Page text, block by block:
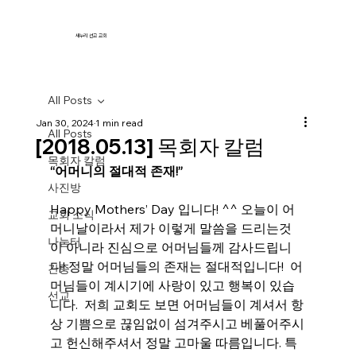
새누리 선교 교회
All Posts
목회자 칼럼
사진방
교회 소식
나눔터
간증
선교
All Posts
[2018.05.13] 목회자 칼럼
Jan 30, 20241 min read
“어머니의 절대적 존재!”
Happy Mothers’ Day 입니다! ^^ 오늘이 어
머니날이라서 제가 이렇게 말씀을 드리는것
이 아니라 진심으로 어머님들께 감사드립니
다! 정말 어머님들의 존재는 절대적입니다!  어
머님들이 계시기에 사랑이 있고 행복이 있습
니다.  저희 교회도 보면 어머님들이 계셔서 항
상 기쁨으로 끊임없이 섬겨주시고 베풀어주시
고 헌신해주셔서 정말 고마울 따름입니다. 특